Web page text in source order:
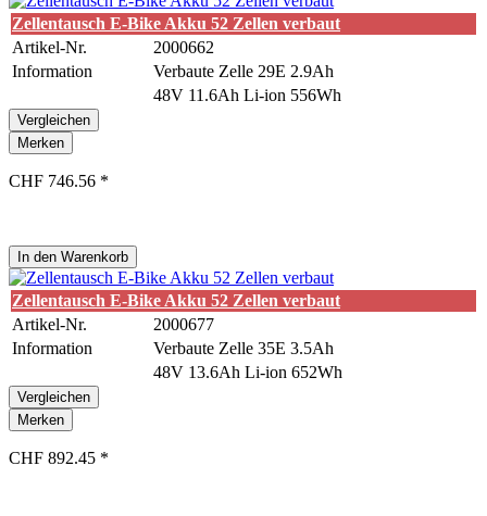
Zellentausch E-Bike Akku 52 Zellen verbaut
Artikel-Nr.
2000662
Information
Verbaute Zelle 29E 2.9Ah
48V 11.6Ah Li-ion 556Wh
Vergleichen
Merken
CHF 746.56 *
In den Warenkorb
Zellentausch E-Bike Akku 52 Zellen verbaut
Artikel-Nr.
2000677
Information
Verbaute Zelle 35E 3.5Ah
48V 13.6Ah Li-ion 652Wh
Vergleichen
Merken
CHF 892.45 *